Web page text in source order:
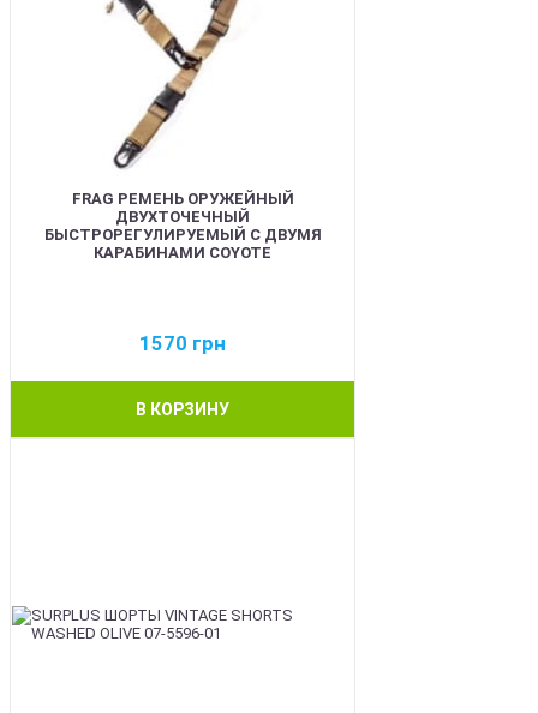
FRAG РЕМЕНЬ ОРУЖЕЙНЫЙ
ДВУХТОЧЕЧНЫЙ
БЫСТРОРЕГУЛИРУЕМЫЙ С ДВУМЯ
КАРАБИНАМИ COYOTE
1570 грн
В КОРЗИНУ